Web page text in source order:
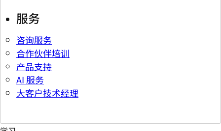
服务
咨询服务
合作伙伴培训
产品支持
AI 服务
大客户技术经理